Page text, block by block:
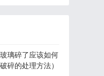
璃碎了应该如何
碎的处理方法）